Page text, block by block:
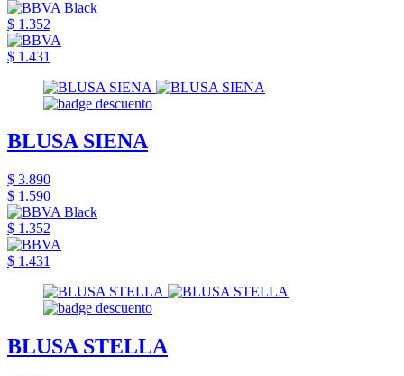
$ 1.352
$ 1.431
BLUSA SIENA
$ 3.890
$ 1.590
$ 1.352
$ 1.431
BLUSA STELLA